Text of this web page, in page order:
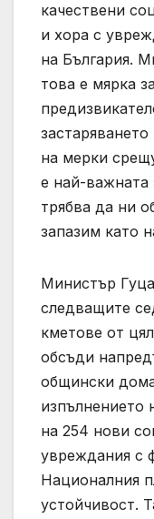
качествени
и хора с
на България.
това е мярка
на мерки
е най-важната
трябва да ни
запазим като
Министър
следващите
кметове от
обсъди
общински
изпълнението
на 254 нови
увреждания с
Националния
устойчивост.